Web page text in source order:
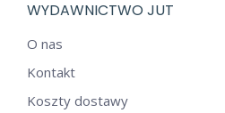
WYDAWNICTWO JUT
O nas
Kontakt
Koszty dostawy